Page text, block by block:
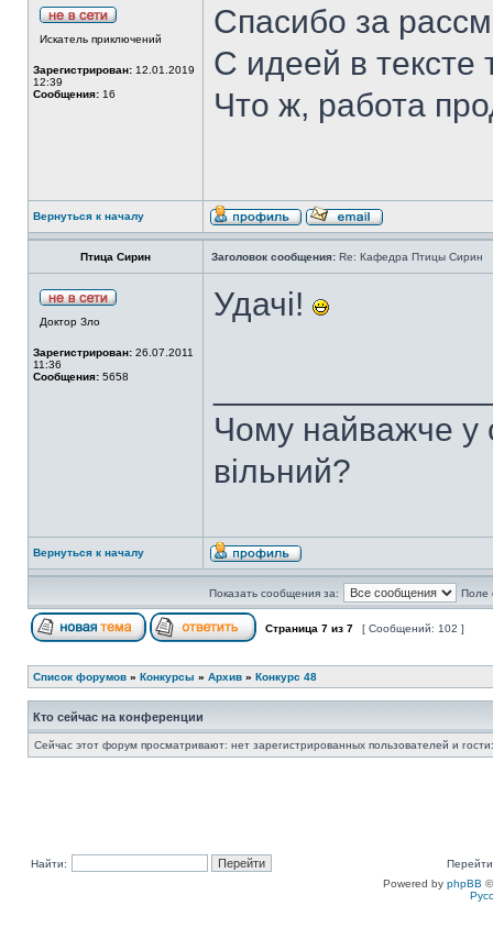
Искатель приключений
Зарегистрирован: 12.01.2019
12:39
Сообщения: 16
Спасибо за
С идеей в тексте
Что ж, работа
Вернуться к началу
Птица Сирин Заголовок сообщения: Re: Кафедра Птицы Сирин
Доктор Зло
Зарегистрирован: 26.07.2011
11:36
Сообщения: 5658
Удачі!
Чому найважче у
вільний?
Вернуться к началу
Показать сообщения за: Поле
Страница 7 из 7 [ Сообщений: 102 ]
Список форумов » Конкурсы » Архив » Конкурс 48
Кто сейчас на конференции
Сейчас этот форум просматривают: нет зарегистрированных пользователей и
Найти:
Powered by phpBB